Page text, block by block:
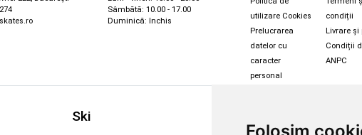
Sâmbătă: 10.00 - 17.00
Duminică: închis
utilizare Cookies
Prelucrarea
datelor cu
caracter
personal
condiții
Livrare și
Condiții
ANPC
Ski